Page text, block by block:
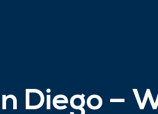
Diego –